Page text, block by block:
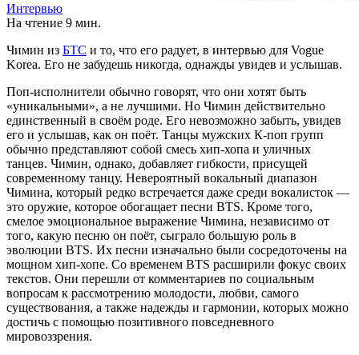
Интервью
На чтение 9 мин.
Чимин из БТС и то, что его радует, в интервью для Vogue
Korea. Его не забудешь никогда, однажды увидев и услышав.
Поп-исполнители обычно говорят, что они хотят быть
«уникальными», а не лучшими. Но Чимин действительно
единственный в своём роде. Его невозможно забыть, увидев
его и услышав, как он поёт. Танцы мужских К-поп групп
обычно представляют собой смесь хип-хопа и уличных
танцев. Чимин, однако, добавляет гибкости, присущей
современному танцу. Невероятный вокальный диапазон
Чимина, который редко встречается даже среди вокалисток —
это оружие, которое обогащает песни BTS. Кроме того,
смелое эмоциональное выражение Чимина, независимо от
того, какую песню он поёт, сыграло большую роль в
эволюции BTS. Их песни изначально были сосредоточены на
мощном хип-хопе. Со временем BTS расширили фокус своих
текстов. Они перешли от комментариев по социальным
вопросам к рассмотрению молодости, любви, самого
существования, а также надежды и гармонии, которых можно
достичь с помощью позитивного повседневного
мировоззрения.